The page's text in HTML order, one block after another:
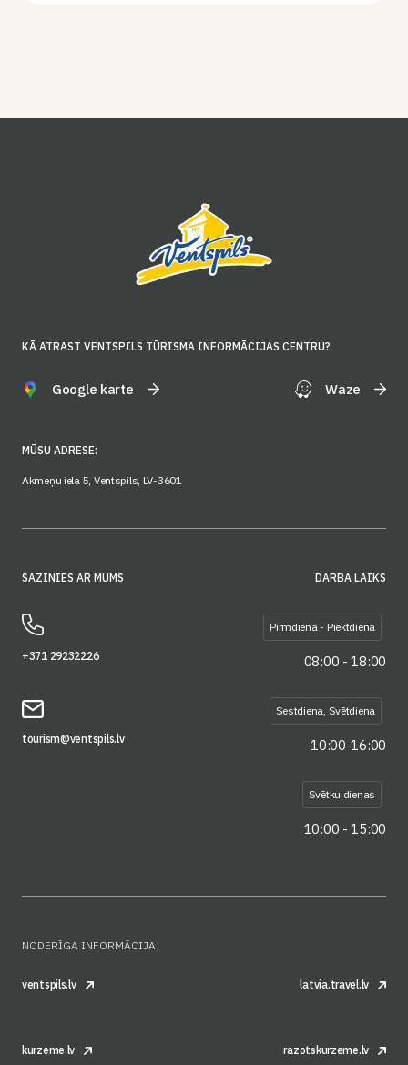
KĀ ATRAST VENTSPILS TŪRISMA INFORMĀCIJAS CENTRU?
Google karte Waze
MŪSU ADRESE:
Akmeņu iela 5, Ventspils, LV-3601
SAZINIES AR MUMS
+371 29232226
tourism@ventspils.lv
DARBA LAIKS
Pirmdiena - Piektdiena
08:00 - 18:00
Sestdiena, Svētdiena
10:00-16:00
Svētku dienas
10:00 - 15:00
NODERĪGA INFORMĀCIJA
ventspils.lv latvia.travel.lv
kurzeme.lv razotskurzeme.lv